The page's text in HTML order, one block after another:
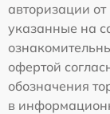
авторизации
указанные на
офертой
обозначения
в